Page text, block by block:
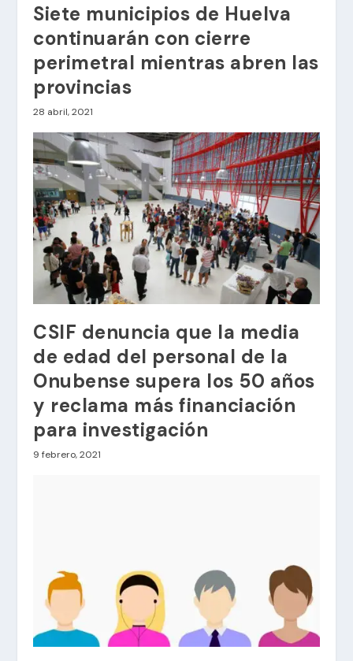
Siete municipios de Huelva
continuarán con cierre
perimetral mientras abren las
provincias
28 abril, 2021
CSIF denuncia que la media
de edad del personal de la
Onubense supera los 50 años
y reclama más financiación
para investigación
9 febrero, 2021